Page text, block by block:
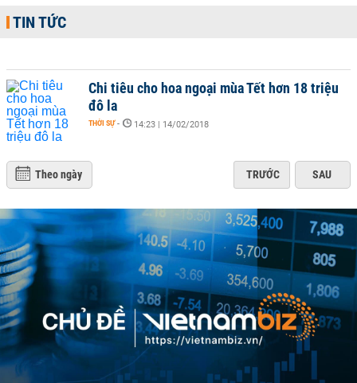
TIN TỨC
Chi tiêu cho hoa ngoại mùa Tết hơn 18 triệu
đô la
THỜI SỰ - 14:23 | 14/02/2018
Theo ngày TRƯỚC SAU